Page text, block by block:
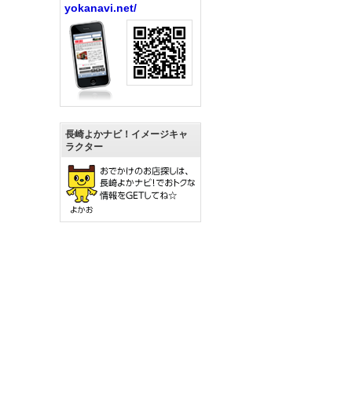
yokanavi.net/
長崎よかナビ！イメージキャ
ラクター